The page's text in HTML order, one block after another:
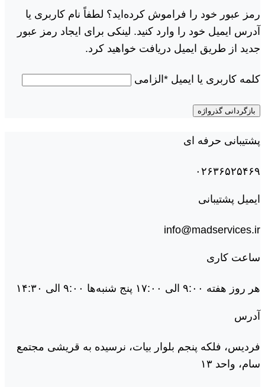
رمز عبور خود را فراموش کرده‌اید؟ لطفاً نام کاربری یا
آدرس ایمیل خود را وارد کنید. لینکی برای ایجاد رمز عبور
جدید از طریق ایمیل دریافت خواهید کرد.
کلمه کاربری یا ایمیل *الزامی
بازگردانی گذرواژه
پشتیبانی حرفه ای
۰۲۶۳۶۵۲۵۴۶۹
ایمیل پشتیبانی
info@madservices.ir
ساعت کاری
هر روز هفته ۹:۰۰ الی ۱۷:۰۰ پنج شنبه‌ها ۹:۰۰ الی ۱۴:۳۰
آدرس
فردیس، فلکه پنجم بلوار بیات، نرسیده به قریشی مجتمع
سام، واحد ۱۳